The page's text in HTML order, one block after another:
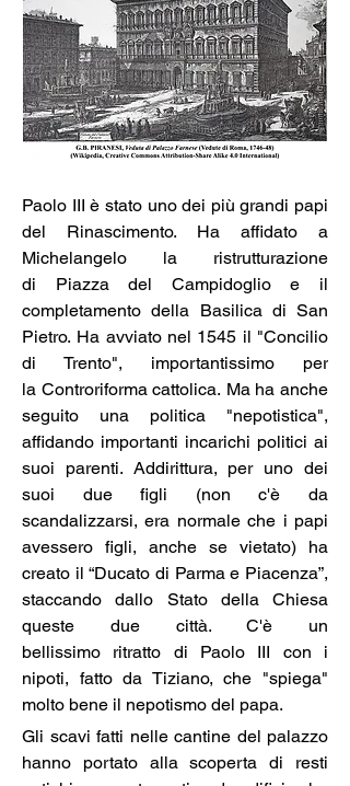
Paolo III è stato uno dei più grandi papi
del Rinascimento. Ha affidato a
Michelangelo la ristrutturazione
di Piazza del Campidoglio e il
completamento della Basilica di San
Pietro. Ha avviato nel 1545 il "Concilio
di Trento", importantissimo per
la Controriforma cattolica. Ma ha anche
seguito una politica "nepotistica",
affidando importanti incarichi politici ai
suoi parenti. Addirittura, per uno dei
suoi due figli (non c'è da
scandalizzarsi, era normale che i papi
avessero figli, anche se vietato) ha
creato il “Ducato di Parma e Piacenza”,
staccando dallo Stato della Chiesa
queste due città. C'è un
bellissimo ritratto di Paolo III con i
nipoti, fatto da Tiziano, che "spiega"
molto bene il nepotismo del papa.
Gli scavi fatti nelle cantine del palazzo
hanno portato alla scoperta di resti